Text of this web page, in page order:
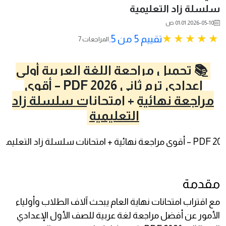
سلسلة زاد التعليمية
2026-05-10 01:01 ص
تقييم 5 من 5. 7 المراجعات
📚 تحميل مراجعة اللغة العربية أولى
إعدادي ترم ثاني 2026 PDF – أقوى
مراجعة نهائية + امتحانات سلسلة زاد
التعليمية
مقدمة
مع اقتراب امتحانات نهاية العام يبحث آلاف الطلاب وأولياء
الأمور عن أفضل مراجعة لغة عربية للصف الأول الإعدادي